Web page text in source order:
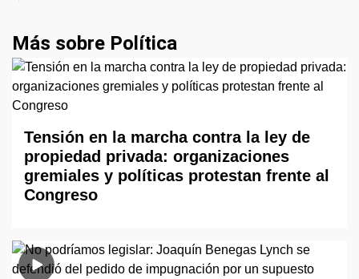
Más sobre Política
Tensión en la marcha contra la ley de
propiedad privada: organizaciones
gremiales y políticas protestan frente al
Congreso